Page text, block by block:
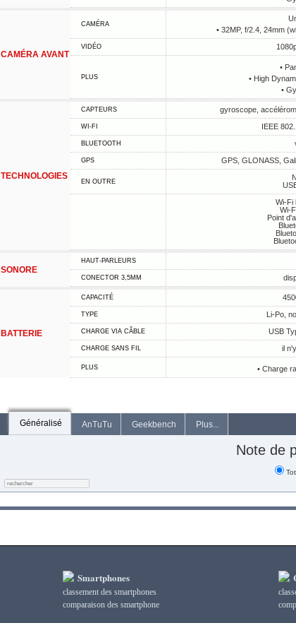
CAMÉRA AVANT
CAMÉRA
• 32MP, f/2.4, 24mm
VIDÉO
PLUS
•
• High
•
TECHNOLOGIES
CAPTEURS gyroscope,
WI-FI IEEE
BLUETOOTH
GPS GPS, GLONASS,
EN OUTRE
Wi-Fi
Wi-
Point
SONORE
HAUT-PARLEURS
CONECTOR 3,5MM
BATTERIE
CAPACITÉ
TYPE Li-Po,
CHARGE VIA CÂBLE USB
CHARGE SANS FIL il
PLUS • Charge
Généralisé AnTuTu Geekbench Plus...
Note de
Smartphones
classement des smartphones
сomparaison des smartphone